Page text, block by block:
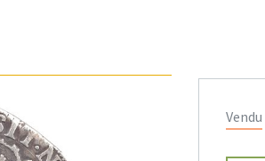
Vendu